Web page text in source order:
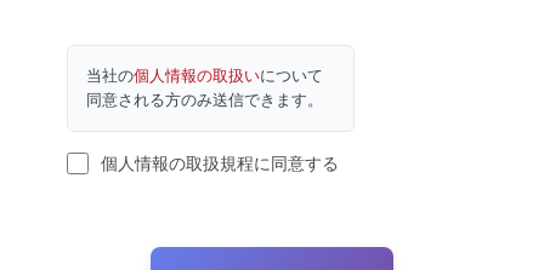
当社の個人情報の取扱いについて
同意される方のみ送信できます。
個人情報の取扱規程に同意する